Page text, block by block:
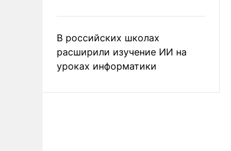
В российских школах
расширили изучение ИИ на
уроках информатики